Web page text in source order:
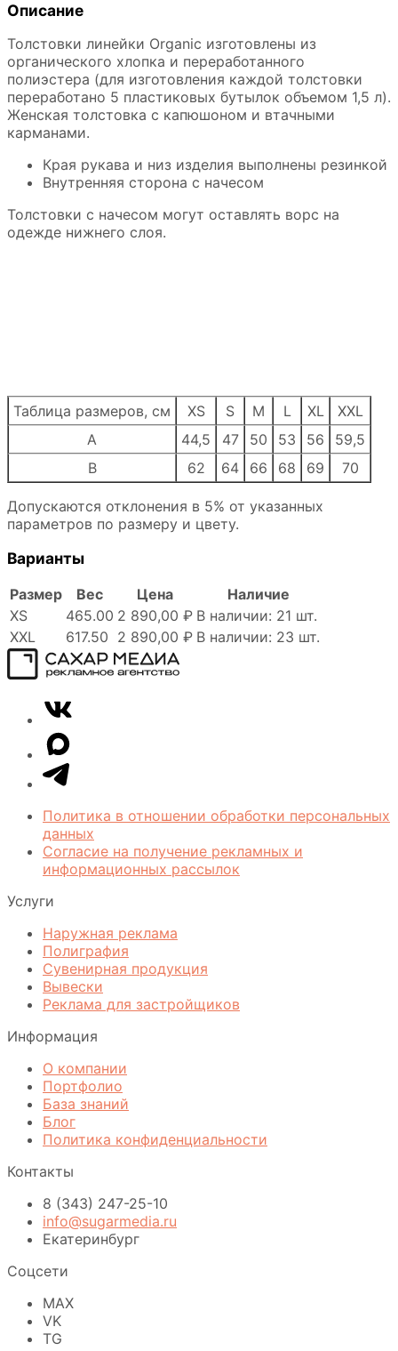
Описание
Толстовки линейки Organic изготовлены из
органического хлопка и переработанного
полиэстера (для изготовления каждой толстовки
переработано 5 пластиковых бутылок объемом 1,5 л).
Женская толстовка с капюшоном и втачными
карманами.
Края рукава и низ изделия выполнены резинкой
Внутренняя сторона с начесом
Толстовки с начесом могут оставлять ворс на
одежде нижнего слоя.
Таблица размеров, см XS S M L XL
XXL
A
44,5 47 50 53 56
59,5
B
62 64 66 68 69 70
Допускаются отклонения в 5% от указанных
параметров по размеру и цвету.
Варианты
Размер Вес Цена
Наличие
XS
465.00 2 890,00 ₽ В наличии: 21 шт.
XXL
617.50 2 890,00 ₽ В наличии: 23 шт.
МедиаVK
Telegram
MAX
Политика в отношении обработки персональных
данных
Согласие на получение рекламных и
информационных рассылок
Услуги
Наружная реклама
Полиграфия
Сувенирная продукция
Вывески
Реклама для застройщиков
Информация
О компании
Портфолио
База знаний
Блог
Политика конфиденциальности
Контакты
8 (343) 247-25-10
info@sugarmedia.ru
Екатеринбург
Соцсети
MAX
VK
TG